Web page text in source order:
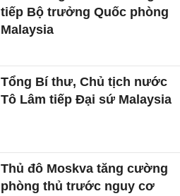
tiếp Bộ trưởng Quốc phòng
Malaysia
Tổng Bí thư, Chủ tịch nước
Tô Lâm tiếp Đại sứ Malaysia
Thủ đô Moskva tăng cường
phòng thủ trước nguy cơ